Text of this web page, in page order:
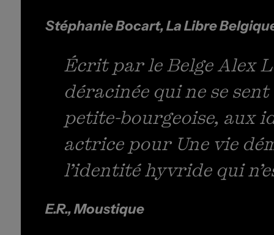
Stéphanie Bocart, La Libre
Écrit par le Belge Alex
déracinée qui ne se
petite-bourgeoise, aux
actrice pour Une vie
l’identité hyvride qui
E.R., Moustique